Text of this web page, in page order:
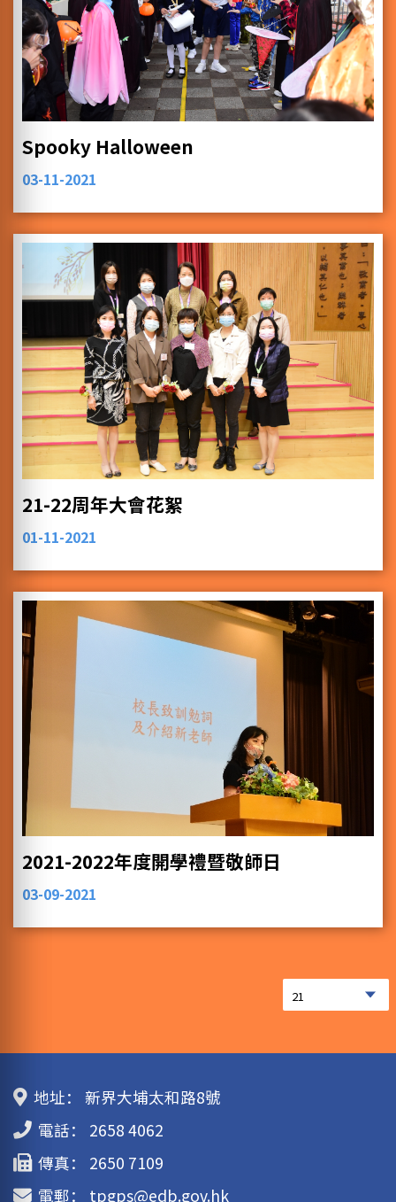
Spooky Halloween
03-11-2021
21-22周年大會花絮
01-11-2021
2021-2022年度開學禮暨敬師日
03-09-2021
地址：
新界大埔太和路8號
電話：
2658 4062
傳真：
2650 7109
電郵：
tpgps@edb.gov.hk